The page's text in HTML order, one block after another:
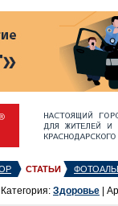
СТАТЬИ
| Категория: Здоровье |